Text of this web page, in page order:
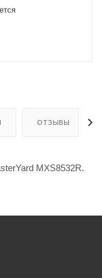
ОТЗЫВЫ
MXS8532R.